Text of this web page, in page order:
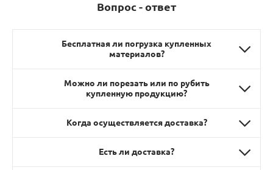
Вопрос - ответ
Бесплатная ли погрузка купленных
материалов?
Можно ли порезать или по рубить
купленную продукцию?
Когда осуществляется доставка?
Есть ли доставка?